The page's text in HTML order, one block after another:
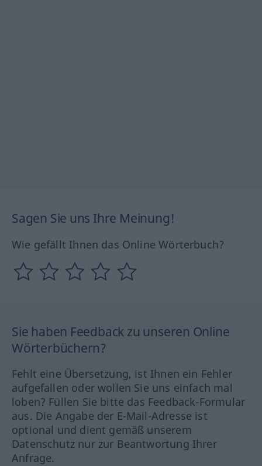
Sagen Sie uns Ihre Meinung!
Wie gefällt Ihnen das Online Wörterbuch?
Sie haben Feedback zu unseren Online
Wörterbüchern?
Fehlt eine Übersetzung, ist Ihnen ein Fehler
aufgefallen oder wollen Sie uns einfach mal
loben? Füllen Sie bitte das Feedback-Formular
aus. Die Angabe der E-Mail-Adresse ist
optional und dient gemäß unserem
Datenschutz nur zur Beantwortung Ihrer
Anfrage.